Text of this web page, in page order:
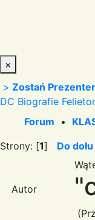
×
> Zostań
DC Biografie
Forum •
Strony: [1] Do dołu
Autor